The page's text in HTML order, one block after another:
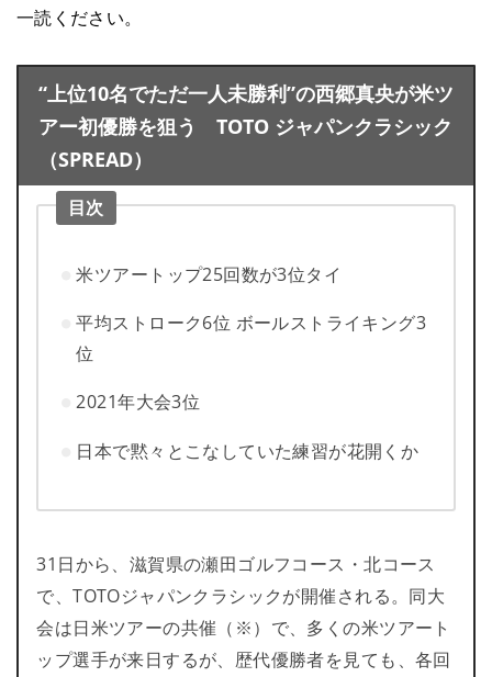
一読ください。
“上位10名でただ一人未勝利”の西郷真央が米ツ
アー初優勝を狙う TOTO ジャパンクラシック
（SPREAD）
目次
米ツアートップ25回数が3位タイ
平均ストローク6位 ボールストライキング3
位
2021年大会3位
日本で黙々とこなしていた練習が花開くか
31日から、滋賀県の瀬田ゴルフコース・北コース
で、TOTOジャパンクラシックが開催される。同大
会は日米ツアーの共催（※）で、多くの米ツアート
ップ選手が来日するが、歴代優勝者を見ても、各回